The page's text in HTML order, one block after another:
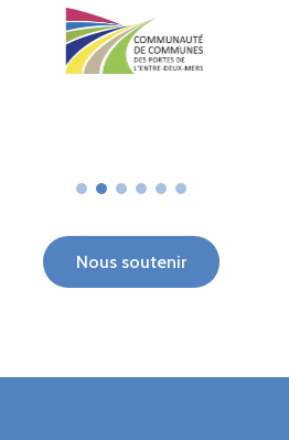
Nous soutenir